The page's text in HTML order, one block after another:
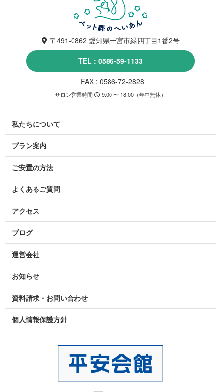
〒491-0862 愛知県一宮市緑四丁目1番2号
TEL : 0586-59-1133
FAX : 0586-72-2828
サロン営業時間 9:00 〜 18:00（年中無休）
私たちについて
プラン案内
ご安置の方法
よくあるご質問
アクセス
ブログ
運営会社
お知らせ
資料請求・お問い合わせ
個人情報保護方針